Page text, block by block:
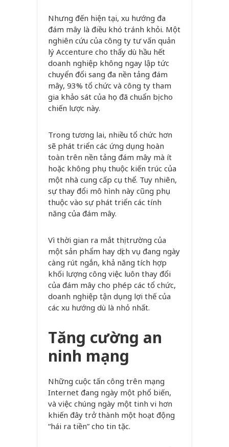
Nhưng đến hiện tại, xu hướng đa
đám mây là điều khó tránh khỏi. Một
nghiên cứu của công ty tư vấn quản
lý Accenture cho thấy dù hầu hết
doanh nghiệp không ngay lập tức
chuyển đổi sang đa nền tảng đám
mây, 93% tổ chức và công ty tham
gia khảo sát của họ đã chuẩn bị cho
chiến lược này.
Trong tương lai, nhiều tổ chức hơn
sẽ phát triển các ứng dụng hoàn
toàn trên nền tảng đám mây mà ít
hoặc không phụ thuộc kiến trúc của
một nhà cung cấp cụ thể. Tuy nhiên,
sự thay đổi mô hình này cũng phụ
thuộc vào sự phát triển các tính
năng của đám mây.
Vì thời gian ra mắt thị trường của
một sản phẩm hay dịch vụ đang ngày
càng rút ngắn, khả năng tích hợp
khối lượng công việc luôn thay đổi
của đám mây cho phép các tổ chức,
doanh nghiệp tận dụng lợi thế của
các xu hướng dù là nhỏ nhất.
Tăng cường an
ninh mạng
Những cuộc tấn công trên mạng
Internet đang ngày một phổ biến,
và việc chúng ngày một tinh vi hơn
khiến đây trở thành một hoạt động
“hái ra tiền” cho tin tặc.